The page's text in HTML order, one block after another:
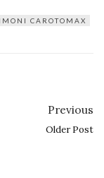
CAROTOMAX
Previous
Older Post